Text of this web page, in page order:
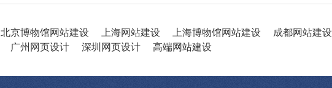
北京博物馆网站建设 上海网站建设 上海博物馆网站建设 成都网站建设
广州网页设计 深圳网页设计 高端网站建设